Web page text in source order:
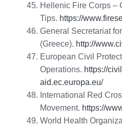
Hellenic Fire Corps –
Tips. https://
General Secretariat
(Greece). http://
European Civil
Operations. https://
aid.ec.europa.eu/
International Red
Movement. https://
World Health